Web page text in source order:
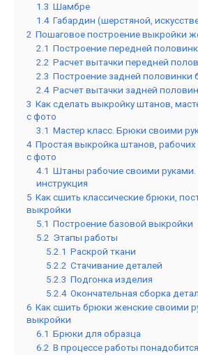
1.3 Шамбре
1.4 Габардин (шерстяной,
2 Пошаговое построение выкройки
2.1 Построение передней
2.2 Расчет вытачки передней
2.3 Построение задней половинки
2.4 Расчет вытачки задней
3 Как сделать выкройку штанов,
с фото
3.1 Мастер класс. Брюки своими
4 Простая выкройка штанов,
с фото
4.1 Штаны рабочие своими руками.
инструкция
5 Как сшить классические брюки,
выкройки
5.1 Построение базовой выкройки
5.2 Этапы работы
5.2.1 Раскрой ткани
5.2.2 Стачивание деталей
5.2.3 Подгонка изделия
5.2.4 Окончательная сборка
6 Как сшить брюки женские своими
выкройки
6.1 Брюки для образца
6.2 В процессе работы понадобится